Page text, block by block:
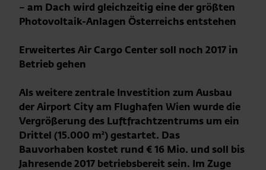
– am Dach wird gleichzeitig eine der größten
Photovoltaik-Anlagen Österreichs entstehen
Erweitertes Air Cargo Center soll noch 2017 in
Betrieb gehen
Als weitere zentrale Investition zum Ausbau
der Airport City am Flughafen Wien wurde die
Vergrößerung des Luftfrachtzentrums um ein
Drittel (15.000 m²) gestartet. Das
Bauvorhaben kostet rund € 16 Mio. und soll bis
Jahresende 2017 betriebsbereit sein. Im Zuge